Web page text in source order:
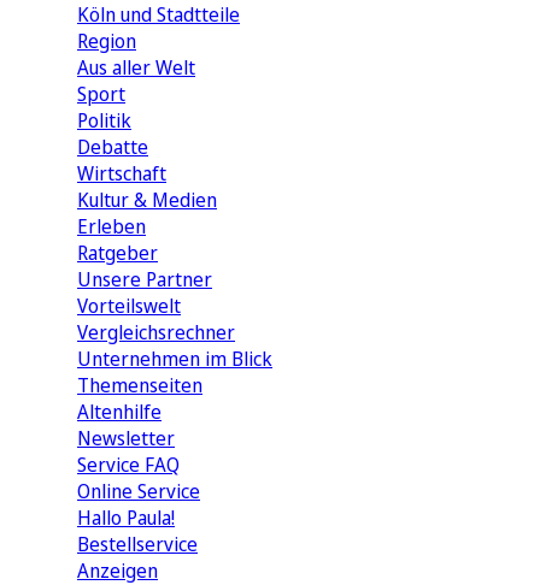
Köln und Stadtteile
Region
Aus aller Welt
Sport
Politik
Debatte
Wirtschaft
Kultur & Medien
Erleben
Ratgeber
Unsere Partner
Vorteilswelt
Vergleichsrechner
Unternehmen im Blick
Themenseiten
Altenhilfe
Newsletter
Service FAQ
Online Service
Hallo Paula!
Bestellservice
Anzeigen